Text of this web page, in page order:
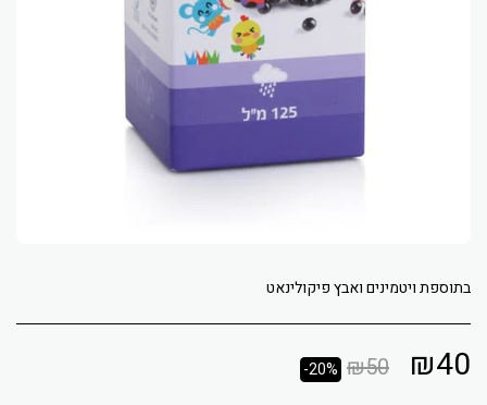
בתוספת ויטמינים ואבץ פיקולינאט
₪40
₪50
-20%